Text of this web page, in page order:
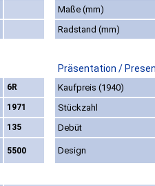
Maße (mm)
Radstand (mm)
Präsentation /
6R
Kaufpreis (1940)
1971
Stückzahl
135 Debüt
5500 Design